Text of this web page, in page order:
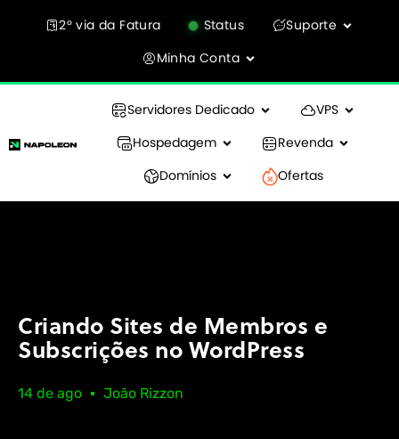
2° via da Fatura Status
Suporte
Minha Conta
Servidores Dedicado
VPS
Hospedagem
Revenda
Domínios
Ofertas
Criando Sites de Membros e
Subscrições no WordPress
14 de ago João Rizzon